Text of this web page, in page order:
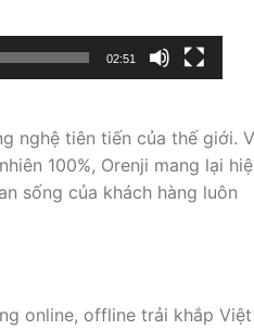
02:51
nghệ tiên tiến của thế giới.
100%, Orenji mang lại
sống của khách hàng luôn
online, offline trải khắp Việt